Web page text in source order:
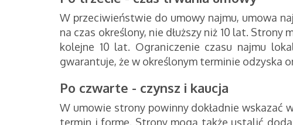
W przeciwieństwie do umowy najmu, umowa
na czas określony, nie dłuższy niż 10 lat. Strony
kolejne 10 lat. Ograniczenie czasu najmu
gwarantuje, że w określonym terminie odzyska
Po czwarte - czynsz i kaucja
W umowie strony powinny dokładnie wskazać
termin i formę. Strony mogą także ustalić